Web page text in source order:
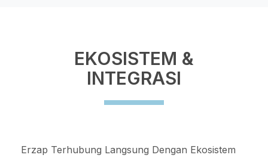
EKOSISTEM &
INTEGRASI
Erzap Terhubung Langsung Dengan Ekosistem